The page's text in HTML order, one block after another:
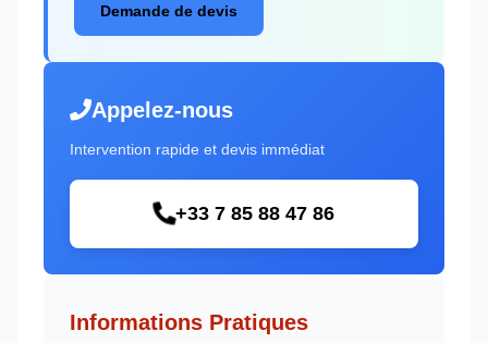
Demande de devis
Appelez-nous
Intervention rapide et devis immédiat
+33 7 85 88 47 86
Informations Pratiques